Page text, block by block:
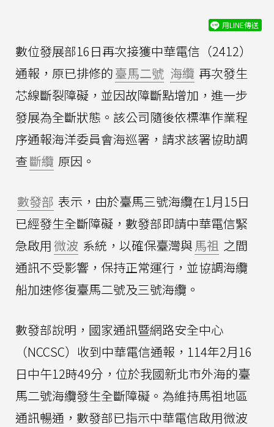
用LINE傳送
數位發展部16日再次接獲中華電信（2412）
通報，原已排修的臺馬二號 海纜 再次發生
芯線斷裂障礙，並因故障斷點增加，進一步
發展為全斷狀態。該公司隨後依標準作業程
序通報海洋委員會海巡署，請求該署協助調
查斷纜 原因。
數發部 表示，由於臺馬三號海纜在1月15日
已經發生全斷障礙，數發部即請中華電信緊
急啟用 微波 系統，以確保臺灣與 馬祖 之間
通訊不受影響，保持正常運行，並協調海纜
船加速修復臺馬二號及三號海纜。
數發部說明，國家通訊暨網路安全中心
（NCCSC）收到中華電信通報，114年2月16
日中午12時49分，位於我國新北市外海的臺
馬二號海纜發生全斷障礙。為維持馬祖地區
通訊暢通，數發部已指示中華電信啟用微波